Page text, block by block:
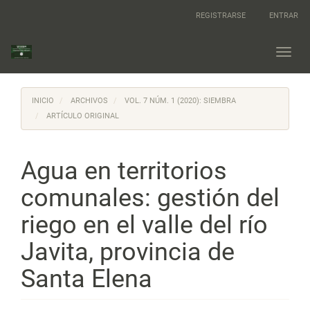
principal
Barra
lateral
REGISTRARSE ENTRAR
INICIO ARCHIVOS
VOL. 7 NÚM. 1 (2020): SIEMBRA
ARTÍCULO ORIGINAL
Agua en territorios
comunales: gestión del
riego en el valle del río
Javita, provincia de
Santa Elena